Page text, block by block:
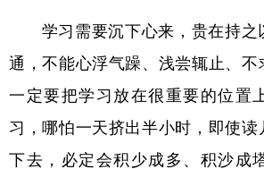
学习需要沉下心来，贵在持之
通，不能心浮气躁、浅尝辄止、不
一定要把学习放在很重要的位置
习，哪怕一天挤出半小时，即使读
下去，必定会积少成多、积沙成